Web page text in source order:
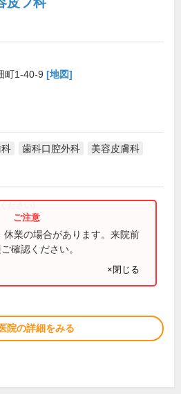
町1-40-9 [地図]
歯科口腔外科 美容皮膚科
ださい)
休業の場合があります。来院前
確認ください。
×閉じる
院の詳細をみる